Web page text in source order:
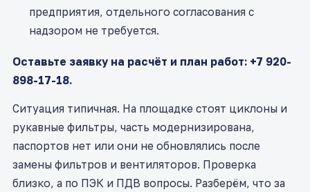
предприятия, отдельного согласования с
надзором не требуется.
Оставьте заявку на расчёт и план работ: +7 920-
898-17-18.
Ситуация типичная. На площадке стоят циклоны и
рукавные фильтры, часть модернизирована,
паспортов нет или они не обновлялись после
замены фильтров и вентиляторов. Проверка
близко, а по ПЭК и ПДВ вопросы. Разберём, что за